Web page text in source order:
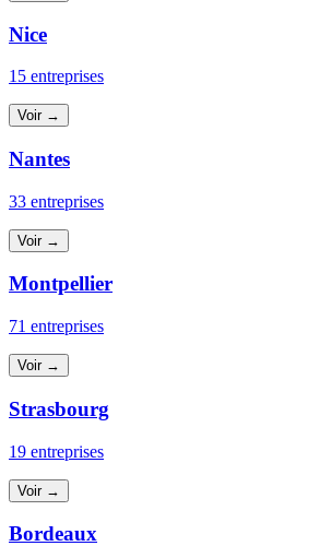
Nice
15 entreprises
Voir →
Nantes
33 entreprises
Voir →
Montpellier
71 entreprises
Voir →
Strasbourg
19 entreprises
Voir →
Bordeaux